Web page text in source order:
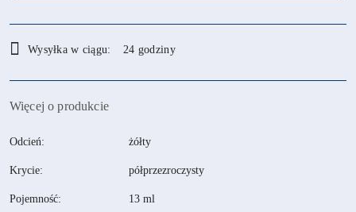
i
dostawa
Wysyłka w ciągu: 24 godziny
Więcej o produkcie
Odcień: żółty
Krycie: półprzezroczysty
Pojemność: 13 ml